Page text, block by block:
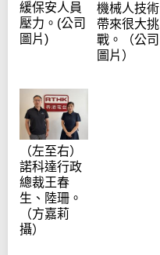
緩保安人員
壓力。(公司
圖片)
機械人技術
帶來很大挑
戰。（公司
圖片）
（左至右）
諾科達行政
總裁王春
生、陸珊。
（方嘉莉
攝）